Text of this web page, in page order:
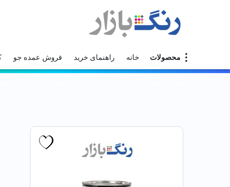
محصولات خانه راهنمای خرید فروش عمده جو